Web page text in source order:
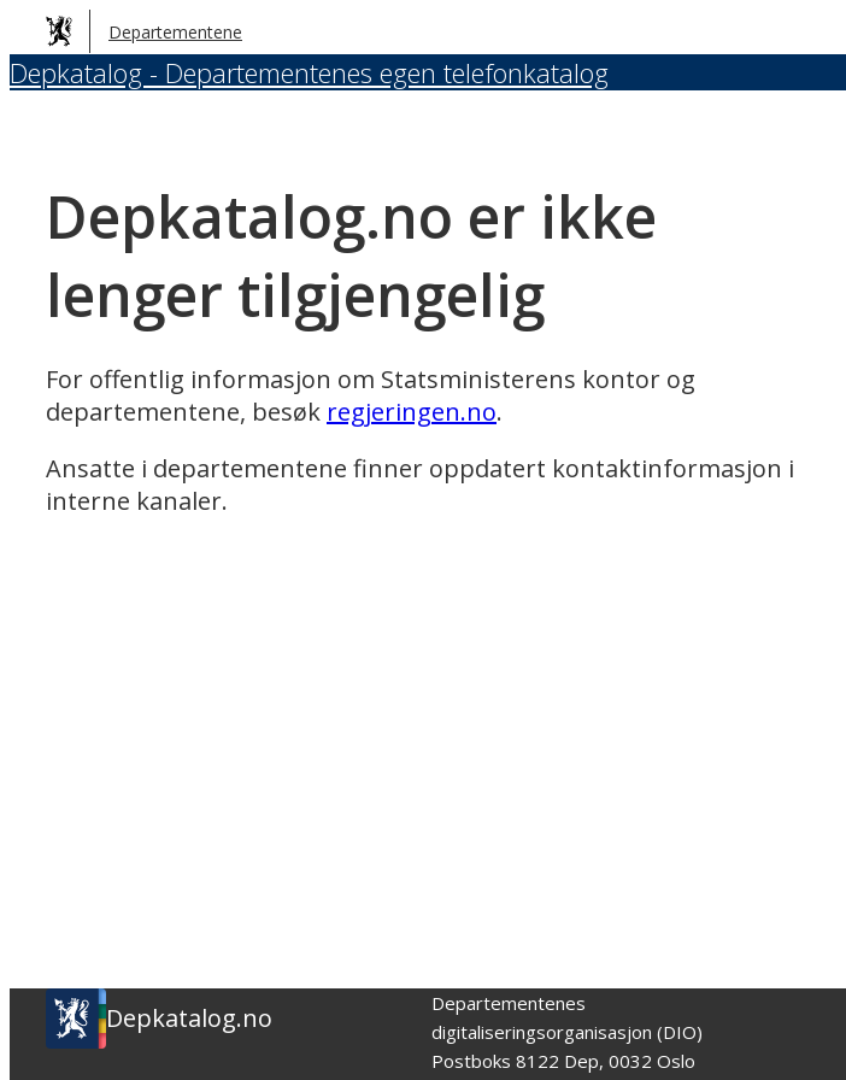
Hopp
til
hovedinnhold
Departementene
Depkatalog - Departementenes egen telefonkatalog
Depkatalog.no er ikke
lenger tilgjengelig
For offentlig informasjon om Statsministerens kontor og
departementene, besøk regjeringen.no.
Ansatte i departementene finner oppdatert kontaktinformasjon i
interne kanaler.
Depkatalog.no
Departementenes
digitaliseringsorganisasjon (DIO)
Postboks 8122 Dep, 0032 Oslo